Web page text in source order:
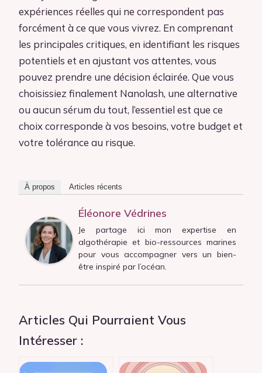
expériences réelles qui ne correspondent pas
forcément à ce que vous vivrez. En comprenant
les principales critiques, en identifiant les risques
potentiels et en ajustant vos attentes, vous
pouvez prendre une décision éclairée. Que vous
choisissiez finalement Nanolash, une alternative
ou aucun sérum du tout, l’essentiel est que ce
choix corresponde à vos besoins, votre budget et
votre tolérance au risque.
À propos Articles récents
Éléonore Védrines
Je partage ici mon expertise en
algothérapie et bio-ressources marines
pour vous accompagner vers un bien-
être inspiré par l’océan.
Articles Qui Pourraient Vous
Intéresser :